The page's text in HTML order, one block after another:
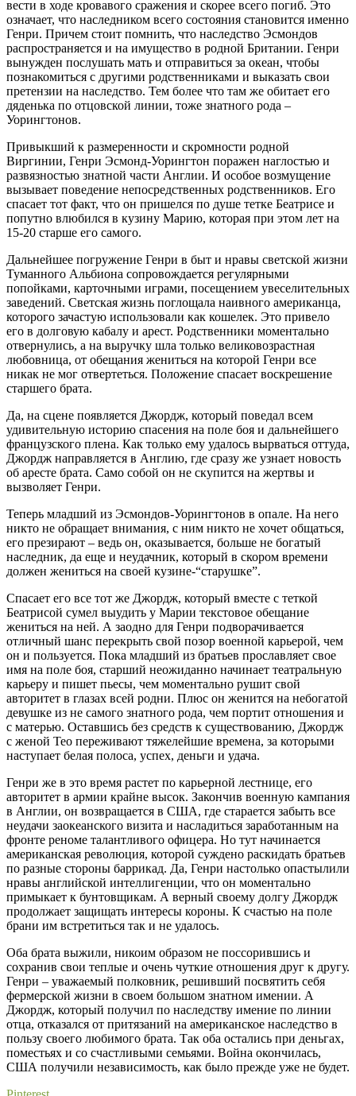
вести в ходе кровавого сражения и скорее всего погиб. Это
означает, что наследником всего состояния становится именно
Генри. Причем стоит помнить, что наследство Эсмондов
распространяется и на имущество в родной Британии. Генри
вынужден послушать мать и отправиться за океан, чтобы
познакомиться с другими родственниками и выказать свои
претензии на наследство. Тем более что там же обитает его
дяденька по отцовской линии, тоже знатного рода –
Уорингтонов.
Привыкший к размеренности и скромности родной
Виргинии, Генри Эсмонд-Уорингтон поражен наглостью и
развязностью знатной части Англии. И особое возмущение
вызывает поведение непосредственных родственников. Его
спасает тот факт, что он пришелся по душе тетке Беатрисе и
попутно влюбился в кузину Марию, которая при этом лет на
15-20 старше его самого.
Дальнейшее погружение Генри в быт и нравы светской жизни
Туманного Альбиона сопровождается регулярными
попойками, карточными играми, посещением увеселительных
заведений. Светская жизнь поглощала наивного американца,
которого зачастую использовали как кошелек. Это привело
его в долговую кабалу и арест. Родственники моментально
отвернулись, а на выручку шла только великовозрастная
любовница, от обещания жениться на которой Генри все
никак не мог отвертеться. Положение спасает воскрешение
старшего брата.
Да, на сцене появляется Джордж, который поведал всем
удивительную историю спасения на поле боя и дальнейшего
французского плена. Как только ему удалось вырваться оттуда,
Джордж направляется в Англию, где сразу же узнает новость
об аресте брата. Само собой он не скупится на жертвы и
вызволяет Генри.
Теперь младший из Эсмондов-Уорингтонов в опале. На него
никто не обращает внимания, с ним никто не хочет общаться,
его презирают – ведь он, оказывается, больше не богатый
наследник, да еще и неудачник, который в скором времени
должен жениться на своей кузине-“старушке”.
Спасает его все тот же Джордж, который вместе с теткой
Беатрисой сумел выудить у Марии текстовое обещание
жениться на ней. А заодно для Генри подворачивается
отличный шанс перекрыть свой позор военной карьерой, чем
он и пользуется. Пока младший из братьев прославляет свое
имя на поле боя, старший неожиданно начинает театральную
карьеру и пишет пьесы, чем моментально рушит свой
авторитет в глазах всей родни. Плюс он женится на небогатой
девушке из не самого знатного рода, чем портит отношения и
с матерью. Оставшись без средств к существованию, Джордж
с женой Тео переживают тяжелейшие времена, за которыми
наступает белая полоса, успех, деньги и удача.
Генри же в это время растет по карьерной лестнице, его
авторитет в армии крайне высок. Закончив военную кампания
в Англии, он возвращается в США, где старается забыть все
неудачи заокеанского визита и насладиться заработанным на
фронте реноме талантливого офицера. Но тут начинается
американская революция, которой суждено раскидать братьев
по разные стороны баррикад. Да, Генри настолько опастылили
нравы английской интеллигенции, что он моментально
примыкает к бунтовщикам. А верный своему долгу Джордж
продолжает защищать интересы короны. К счастью на поле
брани им встретиться так и не удалось.
Оба брата выжили, никоим образом не поссорившись и
сохранив свои теплые и очень чуткие отношения друг к другу.
Генри – уважаемый полковник, решивший посвятить себя
фермерской жизни в своем большом знатном имении. А
Джордж, который получил по наследству имение по линии
отца, отказался от притязаний на американское наследство в
пользу своего любимого брата. Так оба остались при деньгах,
поместьях и со счастливыми семьями. Война окончилась,
США получили независимость, как было прежде уже не будет.